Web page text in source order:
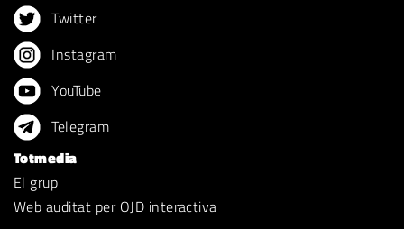
Twitter
Instagram
YouTube
Telegram
Totmedia
El grup
Web auditat per OJD interactiva